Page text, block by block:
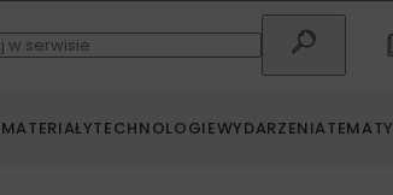
MATERIAŁYTECHNOLOGIEWYDARZENIA